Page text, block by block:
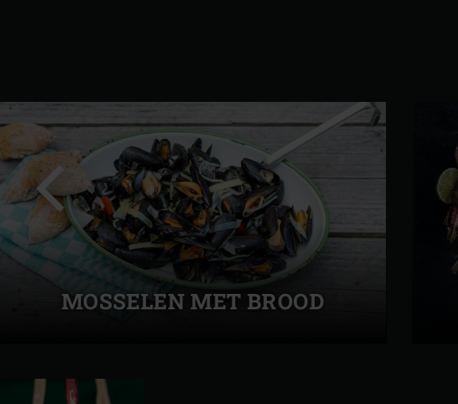
MOSSELEN MET BROOD
slide